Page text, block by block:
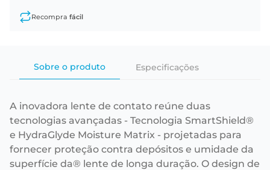
Recompra fácil
Sobre o produto Especificações
A inovadora lente de contato reúne duas
tecnologias avançadas - Tecnologia SmartShield®
e HydraGlyde Moisture Matrix - projetadas para
fornecer proteção contra depósitos e umidade da
superfície da® lente de longa duração. O design de